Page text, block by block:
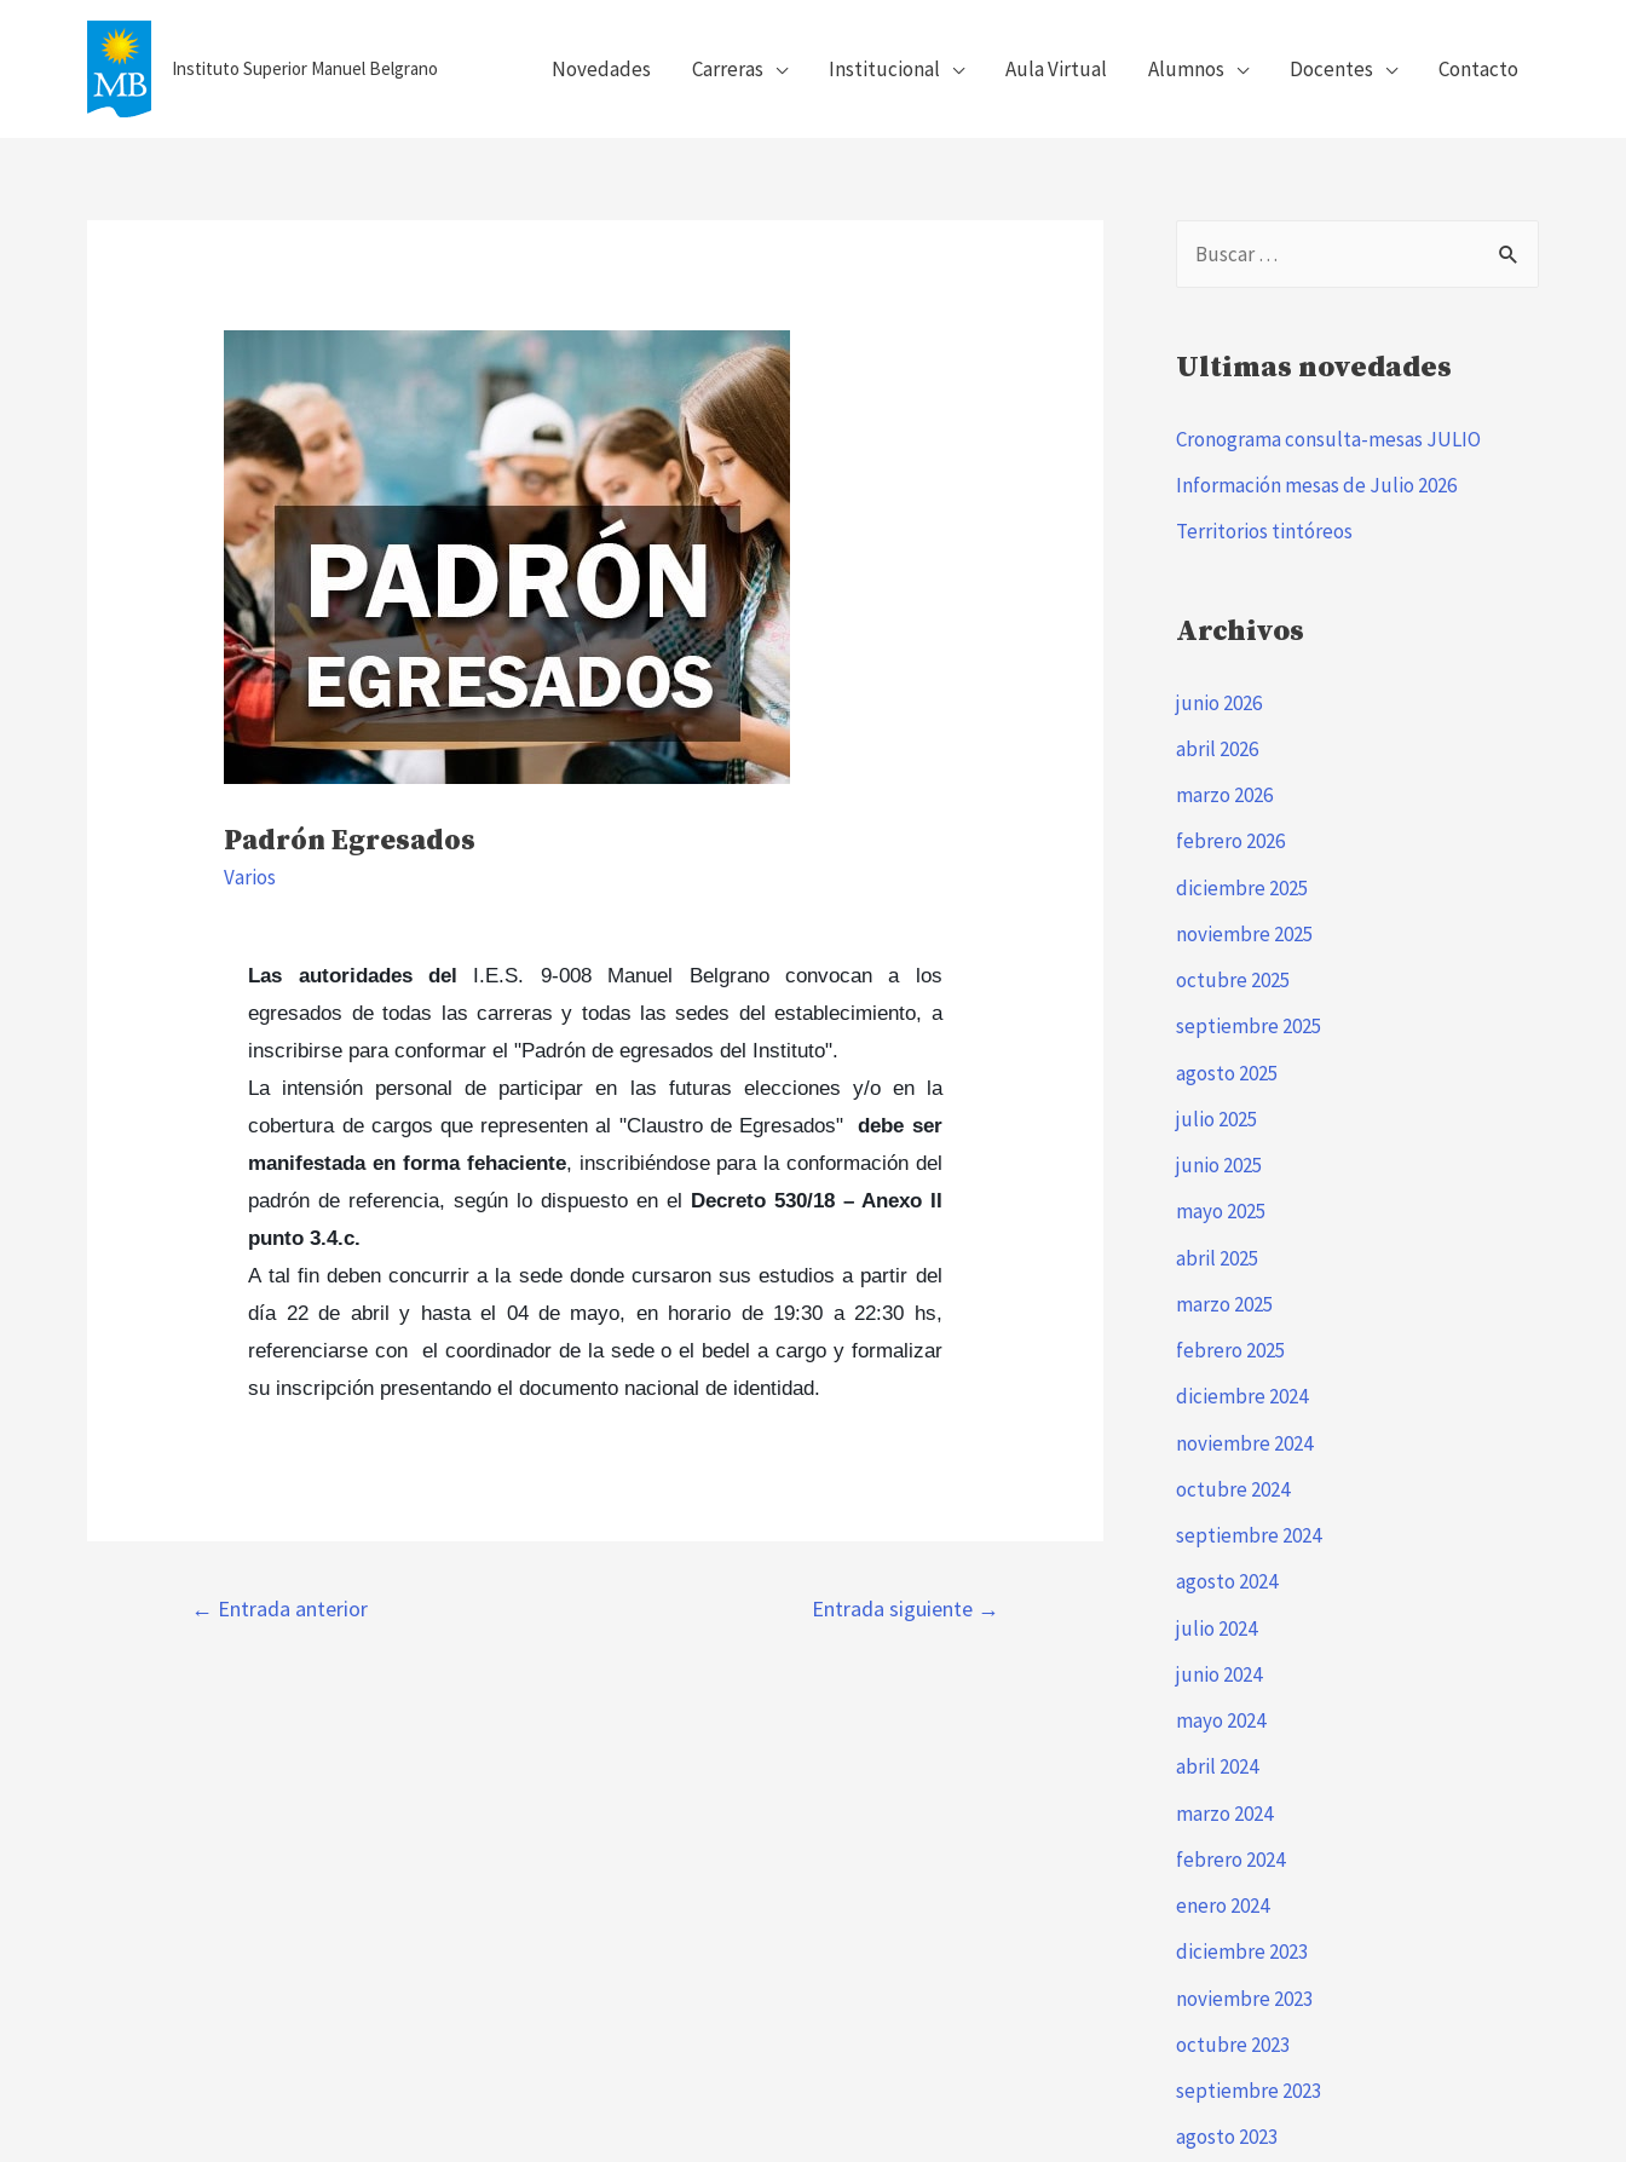
Instituto Superior Manuel Belgrano Novedades Carreras Institucional Aula Virtual Alumnos Docentes Contacto
Padrón Egresados
Varios
Las autoridades del
I.E.S. 9-008 Manuel Belgrano convocan a los
egresados de todas las carreras y todas las sedes del establecimiento, a
inscribirse para conformar el "Padrón de egresados del Instituto".
La intensión personal de participar en las futuras elecciones y/o en la
cobertura de cargos que representen al "Claustro de Egresados"debe ser
manifestada en forma fehaciente, inscribiéndose para la conformación del
padrón de referencia, según lo dispuesto en el
Decreto 530/18 – Anexo II
punto 3.4.c.
A tal fin deben concurrir a la sede donde cursaron sus estudios a partir del
día 22 de abril y hasta el 04 de mayo, en horario de 19:30 a 22:30 hs,
referenciarse con el coordinador de la sede o el bedel a cargo y formalizar
su inscripción presentando el documento nacional de identidad.
Navegación
← Entrada anterior Entrada siguiente →
c
r
:
Ultimas novedades
Cronograma consulta-mesas JULIO
Información mesas de Julio 2026
Territorios tintóreos
Archivos
junio 2026
abril 2026
marzo 2026
febrero 2026
diciembre 2025
noviembre 2025
octubre 2025
septiembre 2025
agosto 2025
julio 2025
junio 2025
mayo 2025
abril 2025
marzo 2025
febrero 2025
diciembre 2024
noviembre 2024
octubre 2024
septiembre 2024
agosto 2024
julio 2024
junio 2024
mayo 2024
abril 2024
marzo 2024
febrero 2024
enero 2024
diciembre 2023
noviembre 2023
octubre 2023
septiembre 2023
agosto 2023